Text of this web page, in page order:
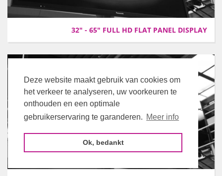
Deze website maakt gebruik van cookies om
het verkeer te analyseren, uw voorkeuren te
onthouden en een optimale
gebruikerservaring te garanderen. Meer info
Ok, bedankt
32" - 65" FULL HD FLAT PANEL DISPLAY